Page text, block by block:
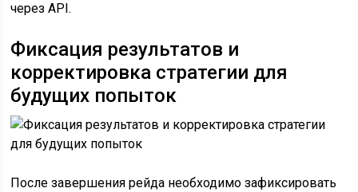
через API.
Фиксация результатов и
корректировка стратегии для
будущих попыток
После завершения рейда необходимо зафиксировать